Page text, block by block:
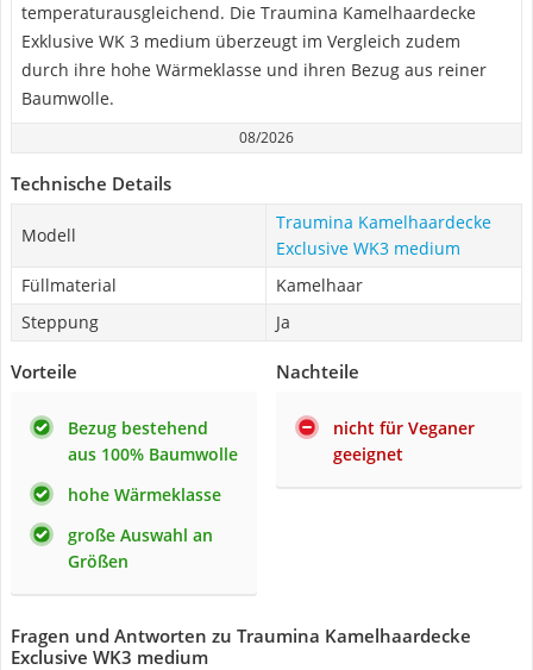
temperaturausgleichend. Die Traumina Kamelhaardecke
Exklusive WK 3 medium überzeugt im Vergleich zudem
durch ihre hohe Wärmeklasse und ihren Bezug aus reiner
Baumwolle.
08/2026
Technische Details
Modell
Traumina Kamelhaardecke
Exclusive WK3 medium
Füllmaterial
Kamelhaar
Steppung
Ja
Vorteile
Bezug bestehend
aus 100% Baumwolle
hohe Wärmeklasse
große Auswahl an
Größen
Nachteile
nicht für Veganer
geeignet
Fragen und Antworten zu Traumina Kamelhaardecke
Exclusive WK3 medium